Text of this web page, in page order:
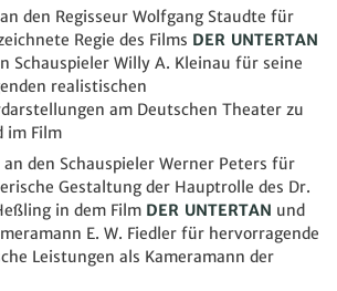
den Regisseur Wolfgang Staudte für
Regie des Films DER UNTERTAN
Schauspieler Willy A. Kleinau für seine
realistischen
am Deutschen Theater zu
im Film
an den Schauspieler Werner Peters für
Gestaltung der Hauptrolle des Dr.
in dem Film DER UNTERTAN und
E. W. Fiedler für hervorragende
Leistungen als Kameramann der